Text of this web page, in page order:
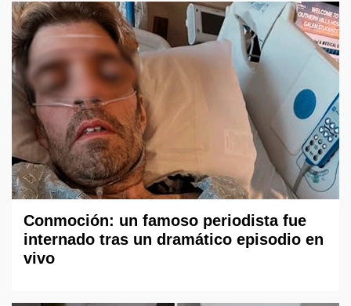
Conmoción: un famoso periodista fue
internado tras un dramático episodio en
vivo